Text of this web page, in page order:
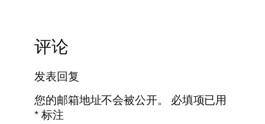
评论
发表回复
您的邮箱地址不会被公开。
必填项已用
*标注